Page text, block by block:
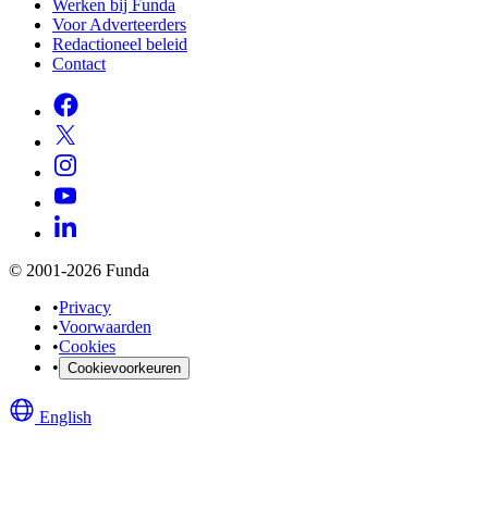
Werken bij Funda
Voor Adverteerders
Redactioneel beleid
Contact
© 2001-2026 Funda
•Privacy
•Voorwaarden
•Cookies
• Cookievoorkeuren
English